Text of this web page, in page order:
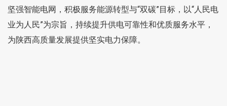
坚强智能电网，积极服务能源转型与“双碳”目标，以“人民电
业为人民”为宗旨，持续提升供电可靠性和优质服务水平，
为陕西高质量发展提供坚实电力保障。